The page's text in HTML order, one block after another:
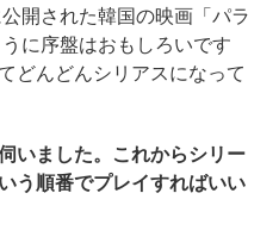
開された韓国の映画「パラ
に序盤はおもしろいです
どんどんシリアスになって
いました。これからシリー
う順番でプレイすればいい